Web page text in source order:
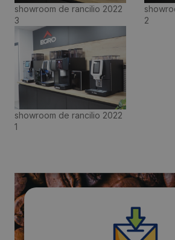
showroom de rancilio 2022
3
2
showroom de rancilio 2022
1